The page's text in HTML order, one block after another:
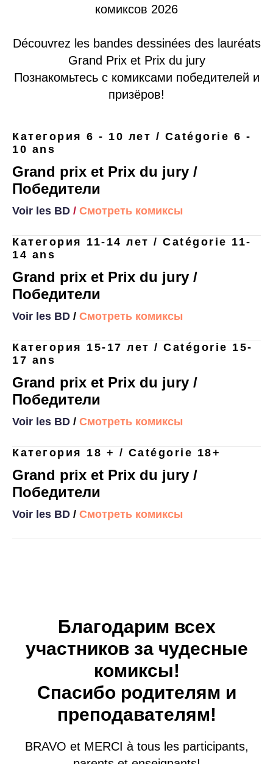
комиксов 2026
Découvrez les bandes dessinées des lauréats
Grand Prix et Prix du jury
Познакомьтесь с комиксами победителей и
призёров!
Категория 6 - 10 лет / Catégorie 6 -
10 ans
Grand prix et Prix du jury /
Победители
Voir les BD / Смотреть комиксы
Категория 11-14 лет / Catégorie 11-
14 ans
Grand prix et Prix du jury /
Победители
Voir les BD / Смотреть комиксы
Категория 15-17 лет / Catégorie 15-
17 ans
Grand prix et Prix du jury /
Победители
Voir les BD / Смотреть комиксы
Категория 18 + / Catégorie 18+
Grand prix et Prix du jury /
Победители
Voir les BD / Смотреть комиксы
Благодарим всех
участников за чудесные
комиксы!
Спасибо родителям и
преподавателям!
BRAVO et MERCI à tous les participants,